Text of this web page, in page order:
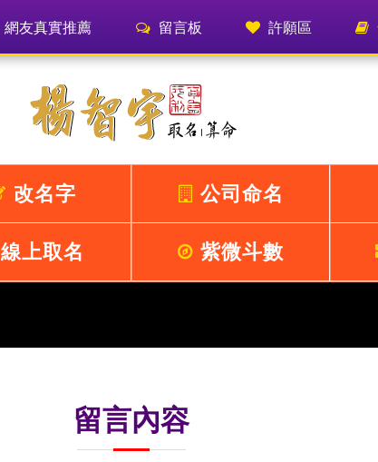
網友真實推薦 留言板 許願區
改名字 公司命名
線上取名 紫微斗數
留言內容